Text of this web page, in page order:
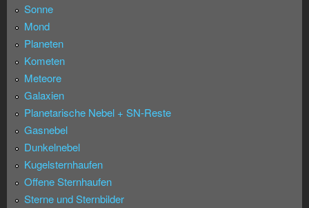
Sonne
Mond
Planeten
Kometen
Meteore
Galaxien
Planetarische Nebel + SN-Reste
Gasnebel
Dunkelnebel
Kugelsternhaufen
Offene Sternhaufen
Sterne und Sternbilder